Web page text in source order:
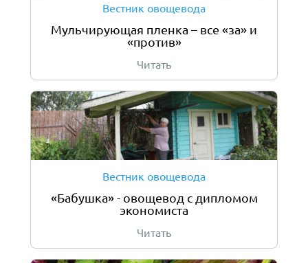
Вестник овощевода
Мульчирующая пленка – все «за» и
«против»
Читать
Вестник овощевода
«Бабушка» - овощевод с дипломом
экономиста
Читать